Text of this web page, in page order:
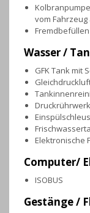
vom
Wasser /
GFK Tank mit
Elektronische
Computer/
ISOBUS
Gestänge /